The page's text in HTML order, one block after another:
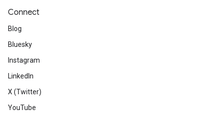
Connect
Blog
Bluesky
Instagram
LinkedIn
X (Twitter)
YouTube